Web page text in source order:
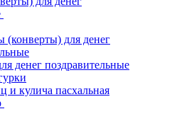
для денег
денег поздравительные
и кулича пасхальная